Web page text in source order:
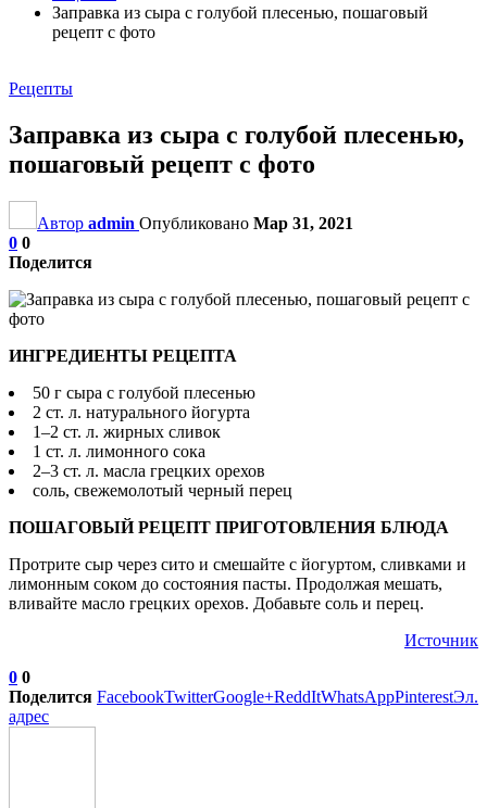
Заправка из сыра с голубой плесенью, пошаговый
рецепт с фото
Рецепты
Заправка из сыра с голубой плесенью,
пошаговый рецепт с фото
Автор admin Опубликовано Мар 31, 2021
0 0
Поделится
ИНГРЕДИЕНТЫ РЕЦЕПТА
50 г сыра с голубой плесенью
2 ст. л. натурального йогурта
1–2 ст. л. жирных сливок
1 ст. л. лимонного сока
2–3 ст. л. масла грецких орехов
соль, свежемолотый черный перец
ПОШАГОВЫЙ РЕЦЕПТ ПРИГОТОВЛЕНИЯ БЛЮДА
Протрите сыр через сито и смешайте с йогуртом, сливками и
лимонным соком до состояния пасты. Продолжая мешать,
вливайте масло грецких орехов. Добавьте соль и перец.
Источник
0 0
Поделится FacebookTwitterGoogle+ReddItWhatsAppPinterestЭл.
адрес